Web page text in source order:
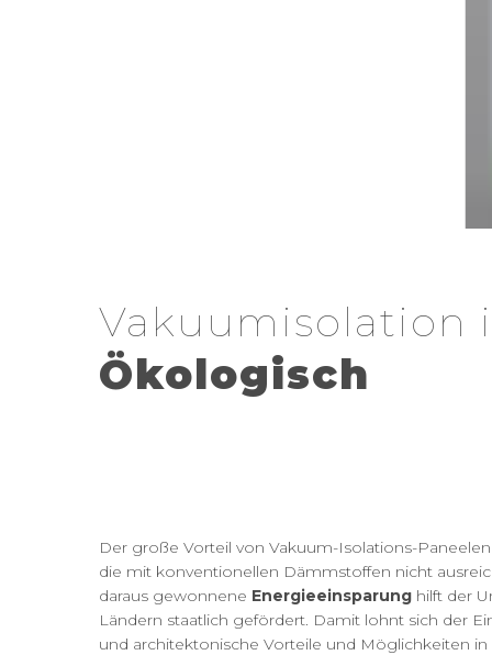
Vakuumisolation
Ökologisch
Der große Vorteil von Vakuum-Isolations-
die mit konventionellen Dämmstoffen nicht
daraus gewonnene Energieeinsparung hilft der
Ländern staatlich gefördert. Damit lohnt sich der
und architektonische Vorteile und Möglichkeiten